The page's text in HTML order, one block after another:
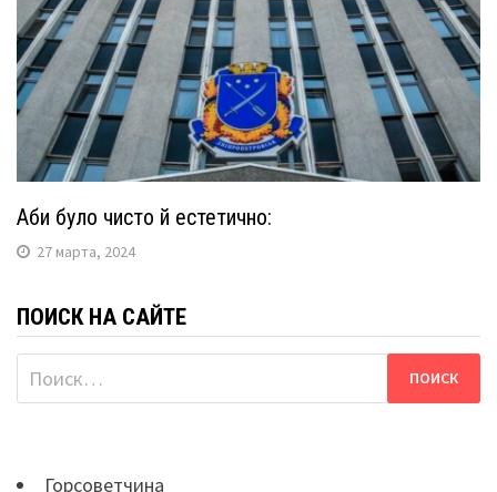
Аби було чисто й естетично:
27 марта, 2024
ПОИСК НА САЙТЕ
Найти:
Горсоветчина